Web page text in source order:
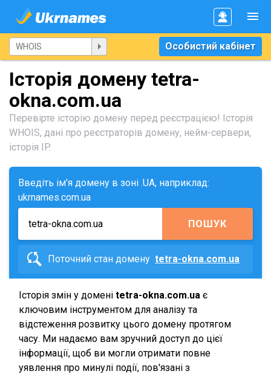
Особистий кабінет
Історія домену tetra-
okna.com.ua
Перевірте історію домену перед реєстрацією! Історія
WHOIS, дані про реєстраторів домену, нейм-сервери,
історія IP.
Введіть ім'я домену в зоні .UA, наприклад:
ukrnames.com.ua
ПОШУК
Поточний стан домену tetra-okna.com.ua
Історія змін у домені tetra-okna.com.ua є
ключовим інструментом для аналізу та
відстеження розвитку цього домену протягом
часу. Ми надаємо вам зручний доступ до цієї
інформації, щоб ви могли отримати повне
уявлення про минулі події, пов'язані з